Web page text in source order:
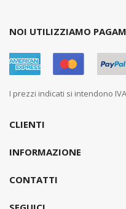
NOI UTILIZZIAMO
I prezzi indicati si intendono
CLIENTI
INFORMAZIONE
CONTATTI